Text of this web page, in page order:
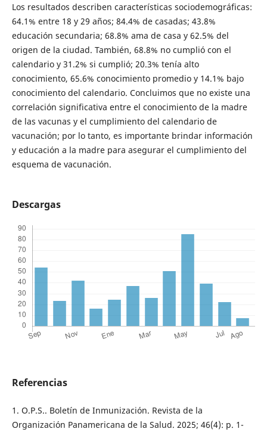
Los resultados describen características sociodemográficas:
64.1% entre 18 y 29 años; 84.4% de casadas; 43.8%
educación secundaria; 68.8% ama de casa y 62.5% del
origen de la ciudad. También, 68.8% no cumplió con el
calendario y 31.2% si cumplió; 20.3% tenía alto
conocimiento, 65.6% conocimiento promedio y 14.1% bajo
conocimiento del calendario. Concluimos que no existe una
correlación significativa entre el conocimiento de la madre
de las vacunas y el cumplimiento del calendario de
vacunación; por lo tanto, es importante brindar información
y educación a la madre para asegurar el cumplimiento del
esquema de vacunación.
Descargas
Referencias
1. O.P.S.. Boletín de Inmunización. Revista de la
Organización Panamericana de la Salud. 2025; 46(4): p. 1-